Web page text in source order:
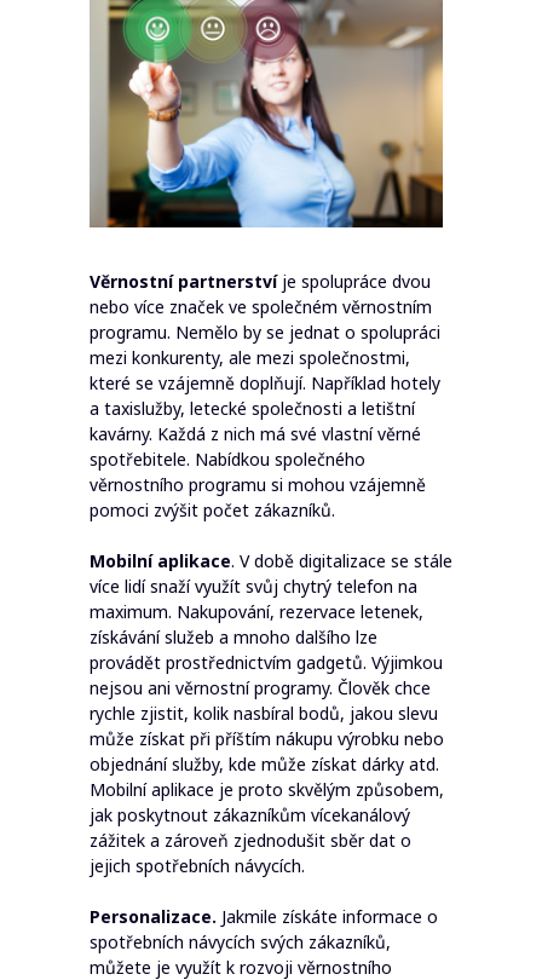
Věrnostní partnerstvíje spolupráce dvou
nebo více značek ve společném věrnostním
programu. Nemělo by se jednat o spolupráci
mezi konkurenty, ale mezi společnostmi,
které se vzájemně doplňují. Například hotely
a taxislužby, letecké společnosti a letištní
kavárny. Každá z nich má své vlastní věrné
spotřebitele. Nabídkou společného
věrnostního programu si mohou vzájemně
pomoci zvýšit počet zákazníků.
Mobilní aplikace. V době digitalizace se stále
více lidí snaží využít svůj chytrý telefon na
maximum. Nakupování, rezervace letenek,
získávání služeb a mnoho dalšího lze
provádět prostřednictvím gadgetů. Výjimkou
nejsou ani věrnostní programy. Člověk chce
rychle zjistit, kolik nasbíral bodů, jakou slevu
může získat při příštím nákupu výrobku nebo
objednání služby, kde může získat dárky atd.
Mobilní aplikace je proto skvělým způsobem,
jak poskytnout zákazníkům vícekanálový
zážitek a zároveň zjednodušit sběr dat o
jejich spotřebních návycích.
Personalizace. Jakmile získáte informace o
spotřebních návycích svých zákazníků,
můžete je využít k rozvoji věrnostního